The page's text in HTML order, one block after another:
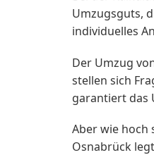
Umzugsguts,
individuelles
Der Umzug
stellen sich
garantiert das
Aber wie hoch
Osnabrück